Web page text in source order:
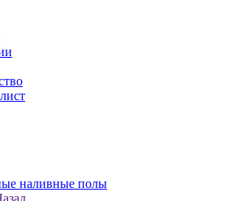
наливные полы